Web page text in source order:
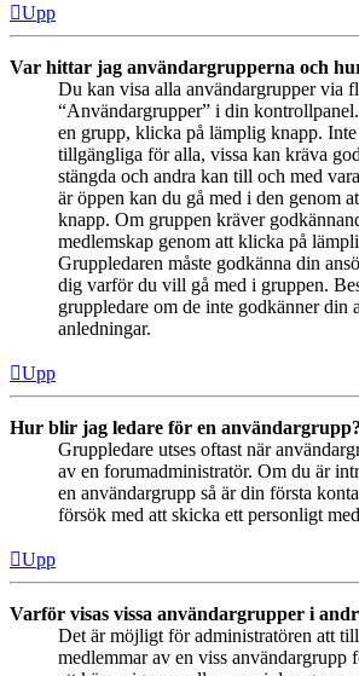
Upp
Var hittar jag användargrupperna och
Du kan visa alla användargrupper via
“Användargrupper” i din
en grupp, klicka på lämplig knapp.
tillgängliga för alla, vissa kan kräva
stängda och andra kan till och med
är öppen kan du gå med i den genom
knapp. Om gruppen kräver
medlemskap genom att klicka på
Gruppledaren måste godkänna din
dig varför du vill gå med i gruppen.
gruppledare om de inte godkänner din
anledningar.
Upp
Hur blir jag ledare för en användargrupp?
Gruppledare utses oftast när
av en forumadministratör. Om du är
en användargrupp så är din första
försök med att skicka ett personligt
Upp
Varför visas vissa användargrupper i
Det är möjligt för administratören att
medlemmar av en viss användargrupp